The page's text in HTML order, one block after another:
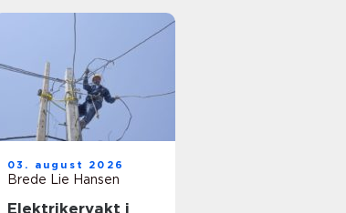
03. august 2026
Brede Lie Hansen
Elektrikervakt i